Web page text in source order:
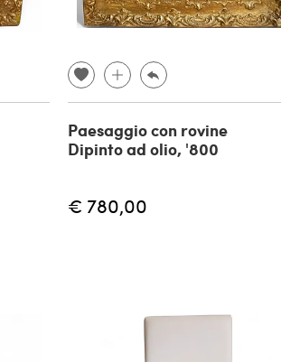
Paesaggio con rovine
Dipinto ad olio, '800
€ 780,00